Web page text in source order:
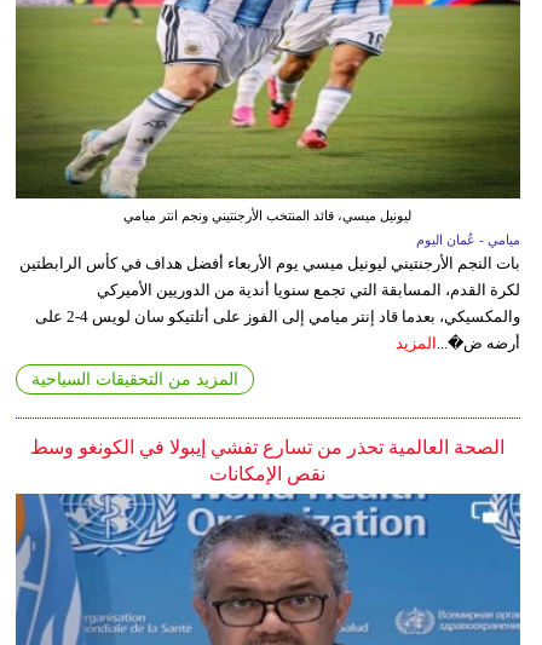
ليونيل ميسي، قائد المنتخب الأرجنتيني ونجم انتر ميامي
ميامي - عُمان اليوم
بات النجم الأرجنتيني ليونيل ميسي يوم الأربعاء أفضل هداف في كأس الرابطتين
لكرة القدم، المسابقة التي تجمع سنويا أندية من الدوريين الأميركي
والمكسيكي، بعدما قاد إنتر ميامي إلى الفوز على أتلتيكو سان لويس 4-2 على
أرضه ض�...
المزيد
المزيد من التحقيقات السياحية
الصحة العالمية تحذر من تسارع تفشي إيبولا في الكونغو وسط
نقص الإمكانات